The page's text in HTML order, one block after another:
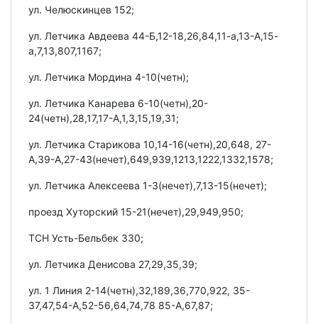
ул. Челюскинцев 152;
ул. Летчика Авдеева 44-Б,12-18,26,84,11-а,13-А,15-
а,7,13,807,1167;
ул. Летчика Мордина 4-10(четн);
ул. Летчика Канарева 6-10(четн),20-
24(четн),28,17,17-А,1,3,15,19,31;
ул. Летчика Старикова 10,14-16(четн),20,648, 27-
А,39-А,27-43(нечет),649,939,1213,1222,1332,1578;
ул. Летчика Алексеева 1-3(нечет),7,13-15(нечет);
проезд Хуторский 15-21(нечет),29,949,950;
ТСН Усть-Бельбек 330;
ул. Летчика Денисова 27,29,35,39;
ул. 1 Линия 2-14(четн),32,189,36,770,922, 35-
37,47,54-А,52-56,64,74,78 85-А,67,87;